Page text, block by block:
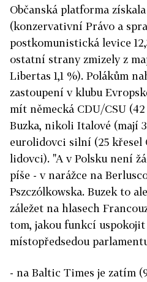
Občanská platforma
(konzervativní Právo a
postkomunistická levice
ostatní strany zmizely z
Libertas 1,1 %). Polákům
zastoupení v klubu
mít německá CDU/CSU
Buzka, nikoli Italové (mají
eurolidovci silní (25 křesel
lidovci). "A v Polsku není
píše - v narážce na
Pszczólkowska. Buzek to
záležet na hlasech
tom, jakou funkcí
místopředsedou
- na Baltic Times je zatím